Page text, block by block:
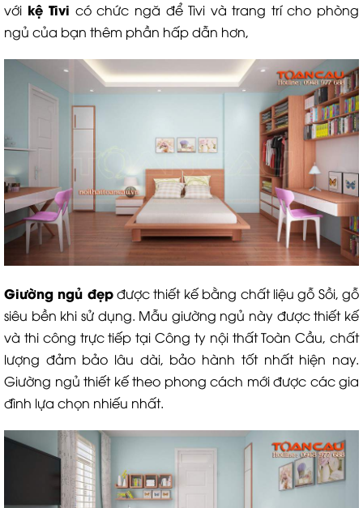
với kệ Tivi có chức ngă để Tivi và trang trí cho phòng
ngủ của bạn thêm phần hấp dẫn hơn,
Giường ngủ đẹpđược thiết kế bằng chất liệu gỗ Sồi, gỗ
siêu bền khi sử dụng. Mẫu giường ngủ này được thiết kế
và thi công trực tiếp tại Công ty nội thất Toàn Cầu, chất
lượng đảm bảo lâu dài, bảo hành tốt nhất hiện nay.
Giường ngủ thiết kế theo phong cách mới được các gia
đình lựa chọn nhiếu nhất.